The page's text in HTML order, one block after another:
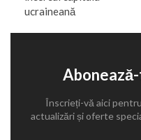
ucraineană
Înscrieți-vă aici
actualizări și oferte